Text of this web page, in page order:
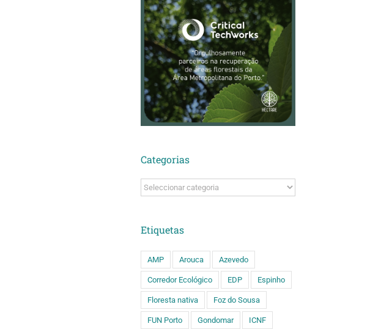
Categorias
Categorias
Etiquetas
AMP Arouca Azevedo
Corredor Ecológico EDP Espinho
Floresta nativa Foz do Sousa
FUN Porto Gondomar ICNF